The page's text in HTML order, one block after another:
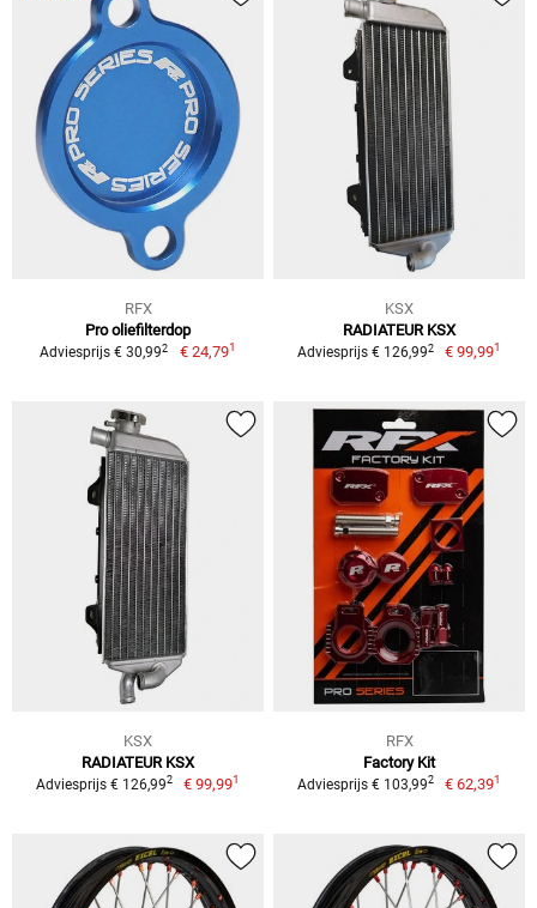
RFX
Pro oliefilterdop
Adviesprijs € 30,992 € 24,791
KSX
RADIATEUR KSX
Adviesprijs € 126,992 € 99,991
KSX
RADIATEUR KSX
Adviesprijs € 126,992 € 99,991
RFX
Factory Kit
Adviesprijs € 103,992 € 62,391